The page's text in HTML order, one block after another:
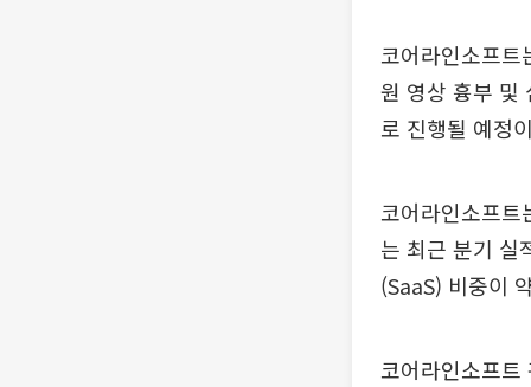
코어라인소프
원 영상 흉부 및
로 진행될 예정
코어라인소프
는 최근 분기 실
(SaaS) 비중이
코어라인소프